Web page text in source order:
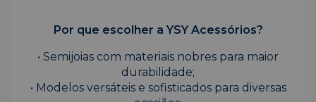
Por que escolher a YSY Acessórios?
• Semijoias com materiais nobres para maior
durabilidade;
• Modelos versáteis e sofisticados para diversas